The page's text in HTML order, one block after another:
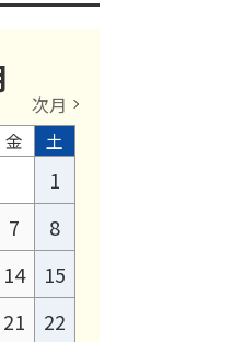
次月
金 土
1
7
8
14
15
21
22